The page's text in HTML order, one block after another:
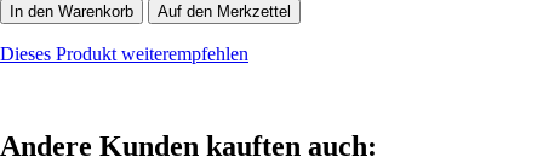
In den Warenkorb Auf den Merkzettel
Dieses Produkt weiterempfehlen
Andere Kunden kauften auch: